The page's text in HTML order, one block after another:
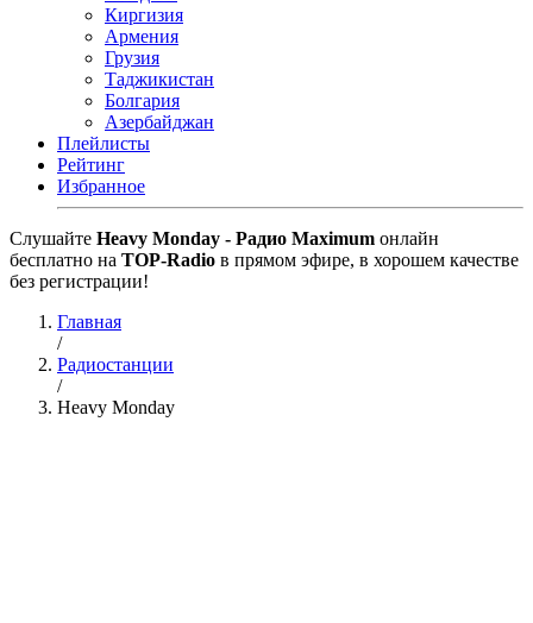
Киргизия
Армения
Грузия
Таджикистан
Болгария
Азербайджан
Плейлисты
Рейтинг
Избранное
Cлушайте Heavy Monday - Радио Maximum онлайн
бесплатно на TOP-Radio в прямом эфире, в хорошем качестве
без регистрации!
Главная
/
Радиостанции
/
Heavy Monday